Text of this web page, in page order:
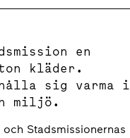
en
kläder.
sig varma i
miljö.
Stadsmissionernas